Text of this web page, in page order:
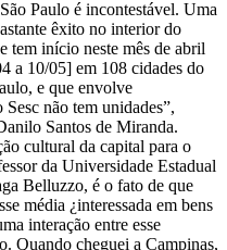
Paulo é incontestável. Uma
êxito no interior do
tem início neste mês de abril
a 10/05] em 108 cidades do
e que envolve
não tem unidades”,
Santos de Miranda.
cultural da capital para o
da Universidade Estadual
Belluzzo, é o fato de que
média ¿interessada em bens
interação entre esse
Quando cheguei a Campinas,